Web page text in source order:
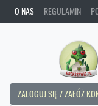
O NAS REGULAMIN
ZALOGUJ SIĘ / ZAŁÓŻ